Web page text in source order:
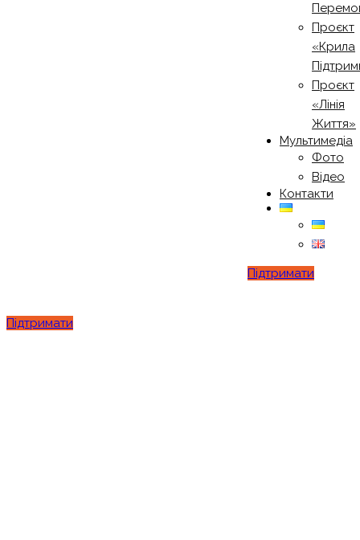
Проєкт
«Крила
Проєкт
«Лінія
Життя»
Мультимедіа
Фото
Відео
Контакти
Підтримати
Підтримати